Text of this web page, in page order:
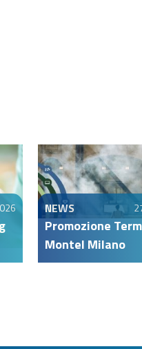
NEWS
Promozione
Montel Milano